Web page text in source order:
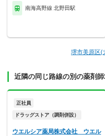
南海高野線 北野田駅
堺市美原区(
近隣の同じ路線の別の薬剤
正社員
ドラッグストア（調剤併設）
ウエルシア薬局株式会社 ウエル